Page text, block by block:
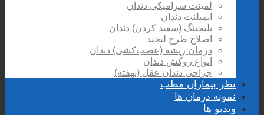
لمینت سرامیکی دندان
ایمپلنت دندان
بلیچینگ (سفید کردن) دندان
اصلاح طرح لبخند
درمان ریشه (عصب‌کشی) دندان
انواع روکش دندان
جراحی دندان عقل (نهفته)
نظر بیماران مطب
نمونه درمان ها
ویدیو ها